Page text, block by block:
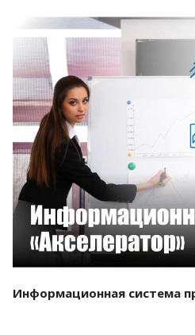
Смотреть
Информационная система